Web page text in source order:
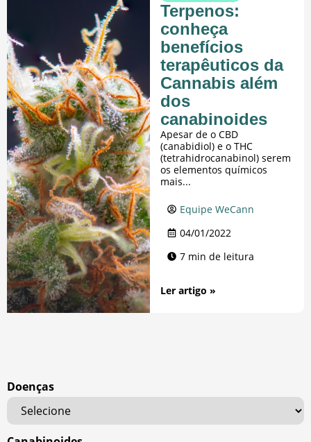
Terpenos:
conheça
benefícios
terapêuticos da
Cannabis além
dos
canabinoides
Apesar de o CBD
(canabidiol) e o THC
(tetrahidrocanabinol) serem
os elementos químicos
mais...
Equipe WeCann
04/01/2022
7 min de leitura
Ler artigo »
Doenças